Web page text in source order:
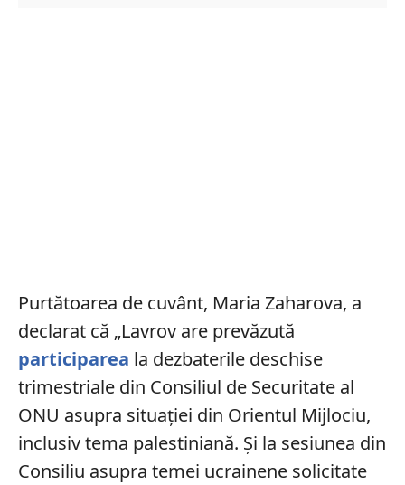
Purtătoarea de cuvânt, Maria Zaharova, a
declarat că „Lavrov are prevăzută
participarea la dezbaterile deschise
trimestriale din Consiliul de Securitate al
ONU asupra situaţiei din Orientul Mijlociu,
inclusiv tema palestiniană. Și la sesiunea din
Consiliu asupra temei ucrainene solicitate